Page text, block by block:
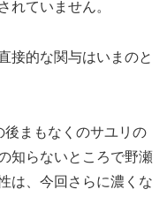
れていません。
接的な関与はいまのと
まもなくのサユリの
知らないところで野瀬
は、今回さらに濃くな